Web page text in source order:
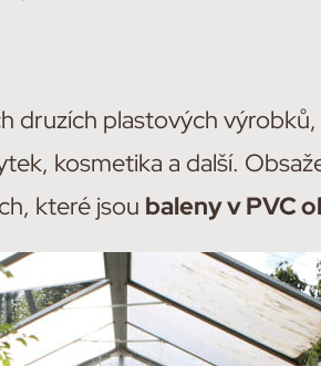
plastových výrobků,
kosmetika a další.
které jsou baleny v PVC